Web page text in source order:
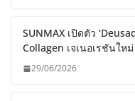
SUNMAX เปิดตัว
Collagen เจเนอเรชันให
29/06/2026